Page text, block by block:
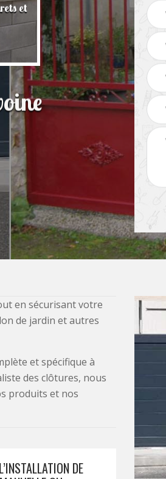
et Installation de clôture
37
en sécurisant votre
de jardin et autres
et spécifique à
des clôtures, nous
produits et nos
DE